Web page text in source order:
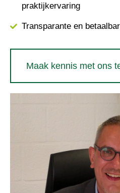
praktijkervaring
Transparante en
Maak kennis met ons